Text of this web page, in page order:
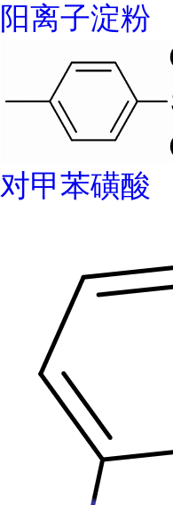
阳离子淀粉
对甲苯磺酸